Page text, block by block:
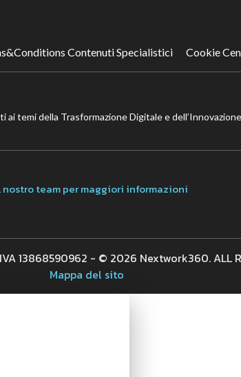
Contenuti Specialistici Cookie
temi della Trasformazione Digitale e
team per maggiori informazioni
13868590962 - © 2026 Nextwork360. ALL
Mappa del sito